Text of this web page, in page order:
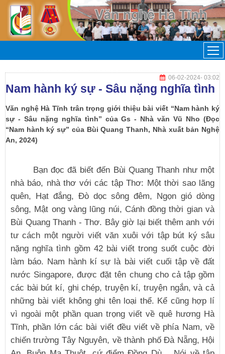
06-02-2024- 03:02
Nam hành ký sự - Sâu nặng nghĩa tình
Văn nghệ Hà Tĩnh trân trọng giới thiệu bài viết “Nam hành ký
sự - Sâu nặng nghĩa tình” của Gs - Nhà văn Vũ Nho (Đọc
“Nam hành ký sự” của Bùi Quang Thanh, Nhà xuất bản Nghệ
An, 2024)
Bạn đọc đã biết đến Bùi Quang Thanh như một
nhà báo, nhà thơ với các tập Thơ: Một thời sao lãng
quên, Hạt đắng, Đò dọc sông đêm, Ngọn gió dòng
sông, Mật ong vàng lũng núi, Cánh đồng thời gian và
Bùi Quang Thanh - Thơ. Bây giờ lại biết thêm anh với
tư cách một người viết văn xuôi với tập bút ký sâu
nặng nghĩa tình gồm 42 bài viết trong suốt cuộc đời
làm báo. Nam hành kí sự là bài viết cuối tập về đất
nước Singapore, được đặt tên chung cho cả tập gồm
các bài bút kí, ghi chép, truyện kí, truyện ngắn, và cả
những bài viết không ghi tên loại thể. Kể cũng hợp lí
vì ngoài một phần quan trọng viết về quê hương Hà
Tĩnh, phần lớn các bài viết đều viết về phía Nam, về
chiến trường Tây Nguyên, về thành phố Đà Nẵng, Hội